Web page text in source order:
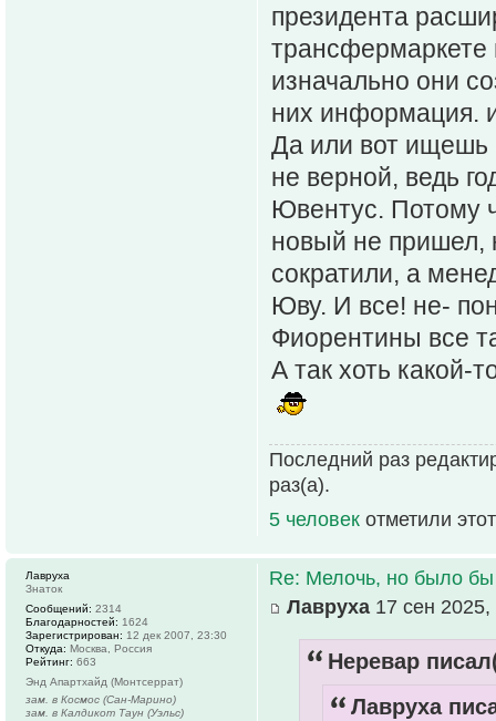
президента
трансфермаркете
изначально они
них информация.
Да или вот ищешь
не верной, ведь
Ювентус. Потому
новый не пришел,
сократили, а
Юву. И все! не-
Фиорентины все
А так хоть какой-
Последний раз
раз(а).
5 человек отметили
Re: Мелочь, но было бы
Лавруха 17 сен 2025,
Неревар
Лавруха
Лавруха
Знаток
Сообщений: 2314
Благодарностей: 1624
Зарегистрирован: 12 дек 2007, 23:30
Откуда: Москва, Россия
Рейтинг: 663
Энд Апартхайд (Монтсеррат)
зам. в Космос (Сан-Марино)
зам. в Калдикот Таун (Уэльс)